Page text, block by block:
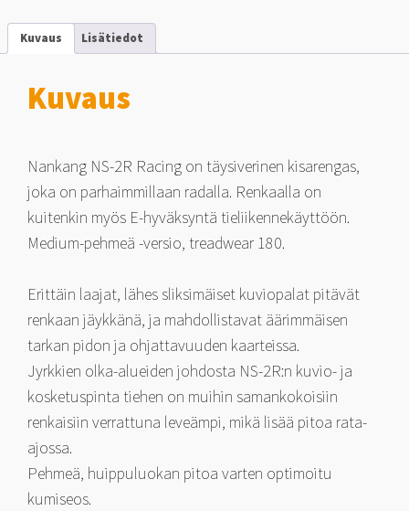
75
Kuvaus Lisätiedot
Kuvaus
Nankang NS-2R Racing on täysiverinen kisarengas,
joka on parhaimmillaan radalla. Renkaalla on
kuitenkin myös E-hyväksyntä tieliikennekäyttöön.
Medium-pehmeä -versio, treadwear 180.
Erittäin laajat, lähes sliksimäiset kuviopalat pitävät
renkaan jäykkänä, ja mahdollistavat äärimmäisen
tarkan pidon ja ohjattavuuden kaarteissa.
Jyrkkien olka-alueiden johdosta NS-2R:n kuvio- ja
kosketuspinta tiehen on muihin samankokoisiin
renkaisiin verrattuna leveämpi, mikä lisää pitoa rata-
ajossa.
Pehmeä, huippuluokan pitoa varten optimoitu
kumiseos.